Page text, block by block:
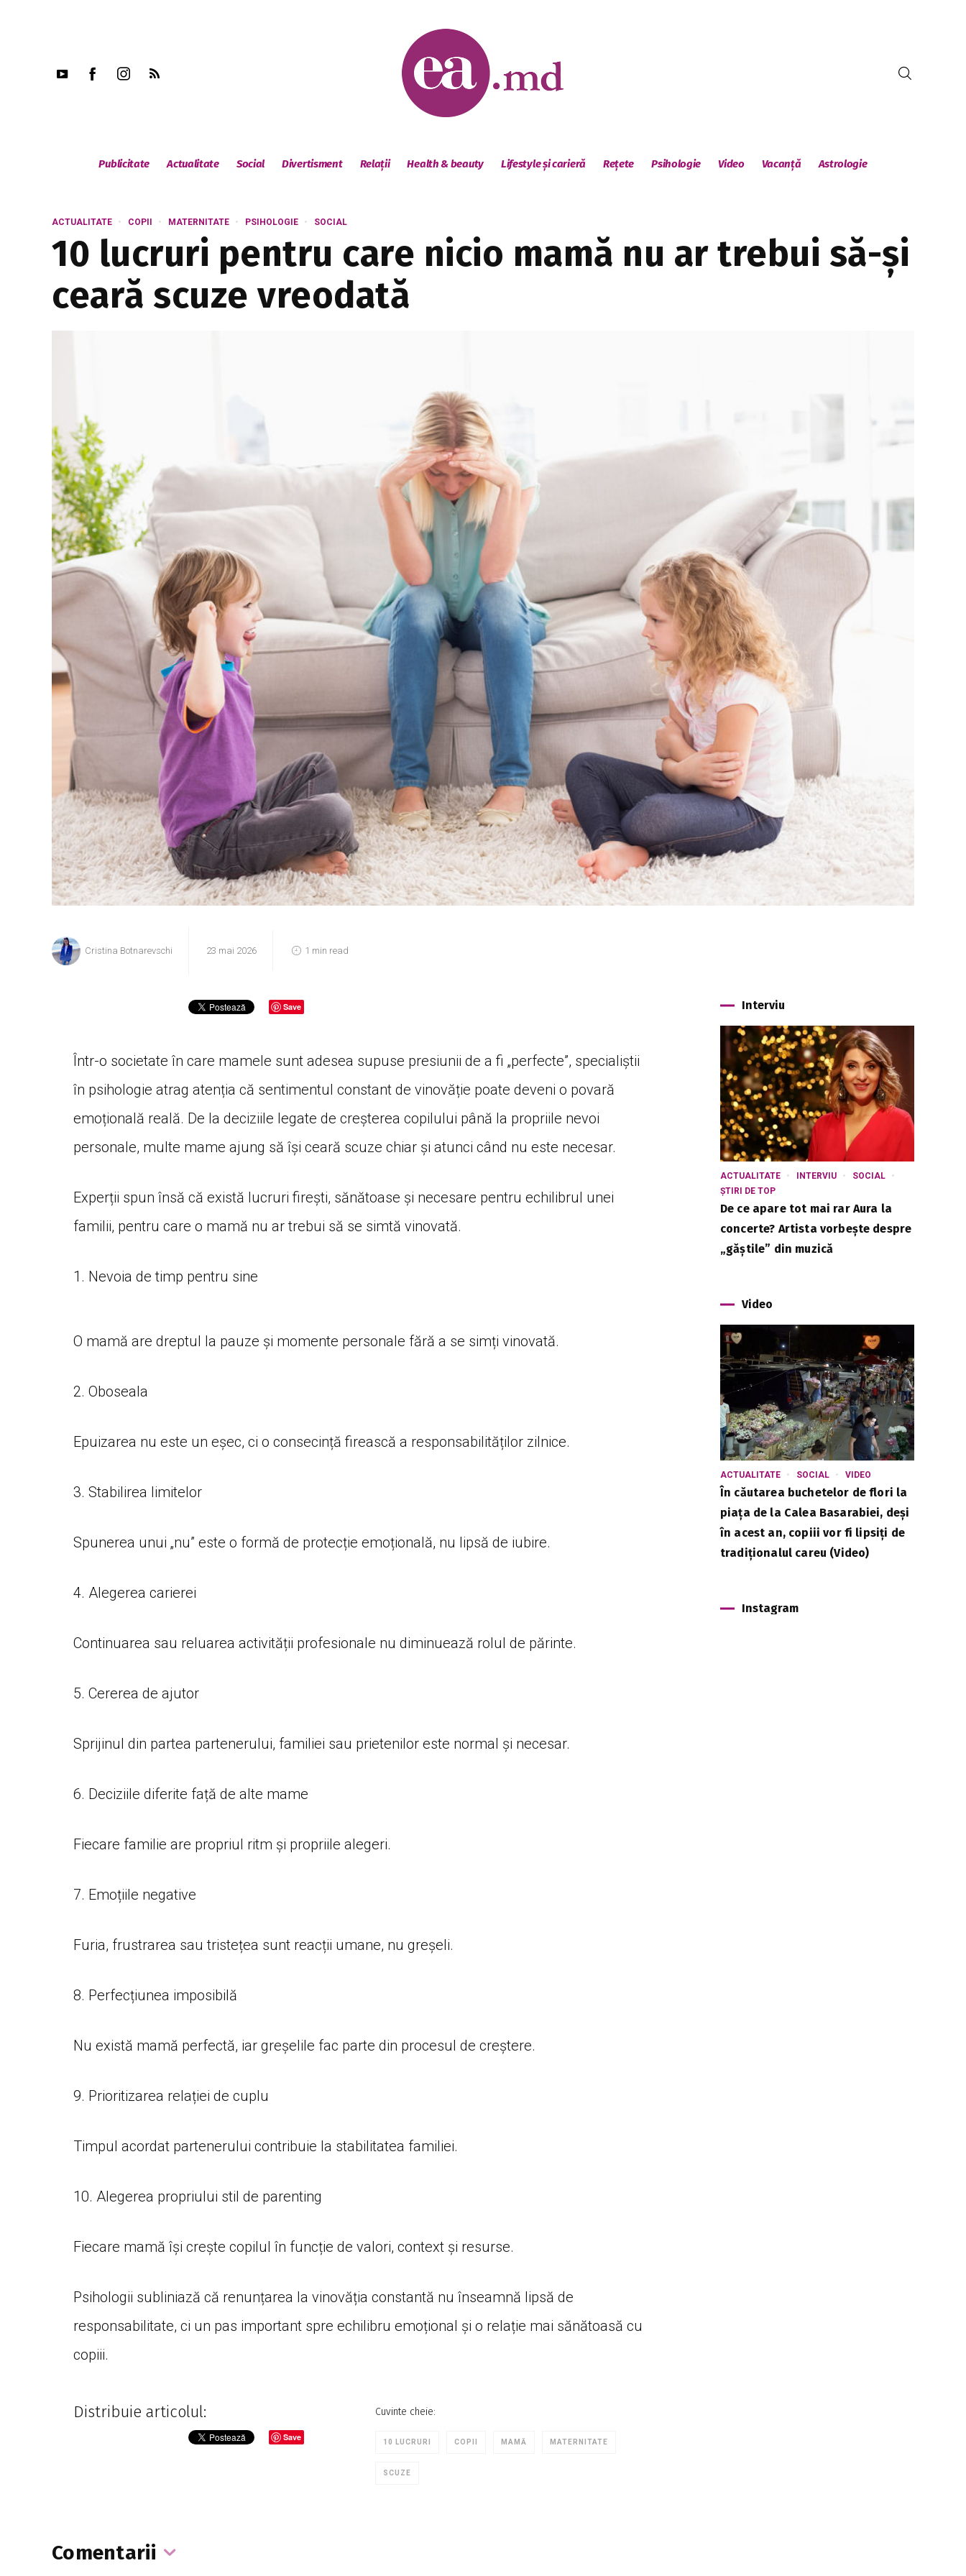
Publicitate Actualitate Social Divertisment Relații Health & beauty Lifestyle și carieră Rețete Psihologie Video Vacanță Astrologie
ACTUALITATE COPII MATERNITATE PSIHOLOGIE SOCIAL
10 lucruri pentru care nicio mamă nu ar trebui să-și
ceară scuze vreodată
Cristina Botnarevschi 23 mai 2026 1 min read
Save
Într-o societate în care mamele sunt adesea supuse presiunii de a fi „perfecte”, specialiștii
în psihologie atrag atenția că sentimentul constant de vinovăție poate deveni o povară
emoțională reală. De la deciziile legate de creșterea copilului până la propriile nevoi
personale, multe mame ajung să își ceară scuze chiar și atunci când nu este necesar.
Experții spun însă că există lucruri firești, sănătoase și necesare pentru echilibrul unei
familii, pentru care o mamă nu ar trebui să se simtă vinovată.
1. Nevoia de timp pentru sine
O mamă are dreptul la pauze și momente personale fără a se simți vinovată.
2. Oboseala
Epuizarea nu este un eșec, ci o consecință firească a responsabilităților zilnice.
3. Stabilirea limitelor
Spunerea unui „nu” este o formă de protecție emoțională, nu lipsă de iubire.
4. Alegerea carierei
Continuarea sau reluarea activității profesionale nu diminuează rolul de părinte.
5. Cererea de ajutor
Sprijinul din partea partenerului, familiei sau prietenilor este normal și necesar.
6. Deciziile diferite față de alte mame
Fiecare familie are propriul ritm și propriile alegeri.
7. Emoțiile negative
Furia, frustrarea sau tristețea sunt reacții umane, nu greșeli.
8. Perfecțiunea imposibilă
Nu există mamă perfectă, iar greșelile fac parte din procesul de creștere.
9. Prioritizarea relației de cuplu
Timpul acordat partenerului contribuie la stabilitatea familiei.
10. Alegerea propriului stil de parenting
Fiecare mamă își crește copilul în funcție de valori, context și resurse.
Psihologii subliniază că renunțarea la vinovăția constantă nu înseamnă lipsă de
responsabilitate, ci un pas important spre echilibru emoțional și o relație mai sănătoasă cu
copiii.
Distribuie articolul:
Save
Cuvinte cheie:
10 LUCRURI COPII MAMĂ MATERNITATE
SCUZE
Comentarii
Interviu
ACTUALITATE INTERVIU
SOCIAL
ȘTIRI DE TOP
De ce apare tot mai rar Aura la
concerte? Artista vorbește despre
„găștile” din muzică
Video
ACTUALITATE SOCIAL VIDEO
În căutarea buchetelor de flori la
piața de la Calea Basarabiei, deși
în acest an, copiii vor fi lipsiți de
tradiționalul careu (Video)
Instagram